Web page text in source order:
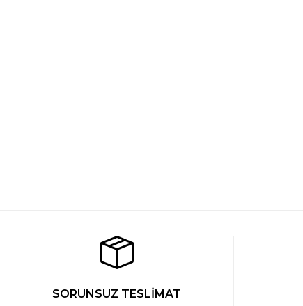
SORUNSUZ TESLİMAT